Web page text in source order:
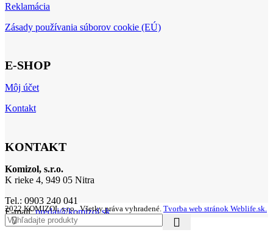
Reklamácia
Zásady používania súborov cookie (EÚ)
E-SHOP
Môj účet
Kontakt
KONTAKT
Komizol, s.r.o.
K rieke 4, 949 05 Nitra
Tel.: 0903 240 041
E-mail:predaj@komizol.sk
2022 KOMIZOL s.r.o., Všetky práva vyhradené. Tvorba web stránok Weblife.sk.